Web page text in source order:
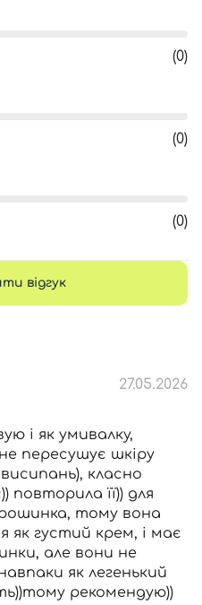
(0)
(0)
(0)
відгук
27.05.2026
і як умивалку,
пересушує шкіру
класно
повторила її)) для
тому вона
як густий крем, і має
але вони не
як легенький
рекомендую))